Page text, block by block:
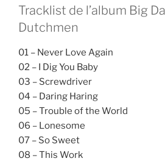
Tracklist de l’album Big
Dutchmen
01 – Never Love Again
02 – I Dig You Baby
03 – Screwdriver
04 – Daring Haring
05 – Trouble of the World
06 – Lonesome
07 – So Sweet
08 – This Work